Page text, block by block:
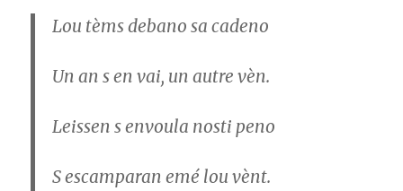
Lou tèms debano sa cadeno
Un an s en vai, un autre vèn.
Leissen s envoula nosti peno
S escamparan emé lou vènt.